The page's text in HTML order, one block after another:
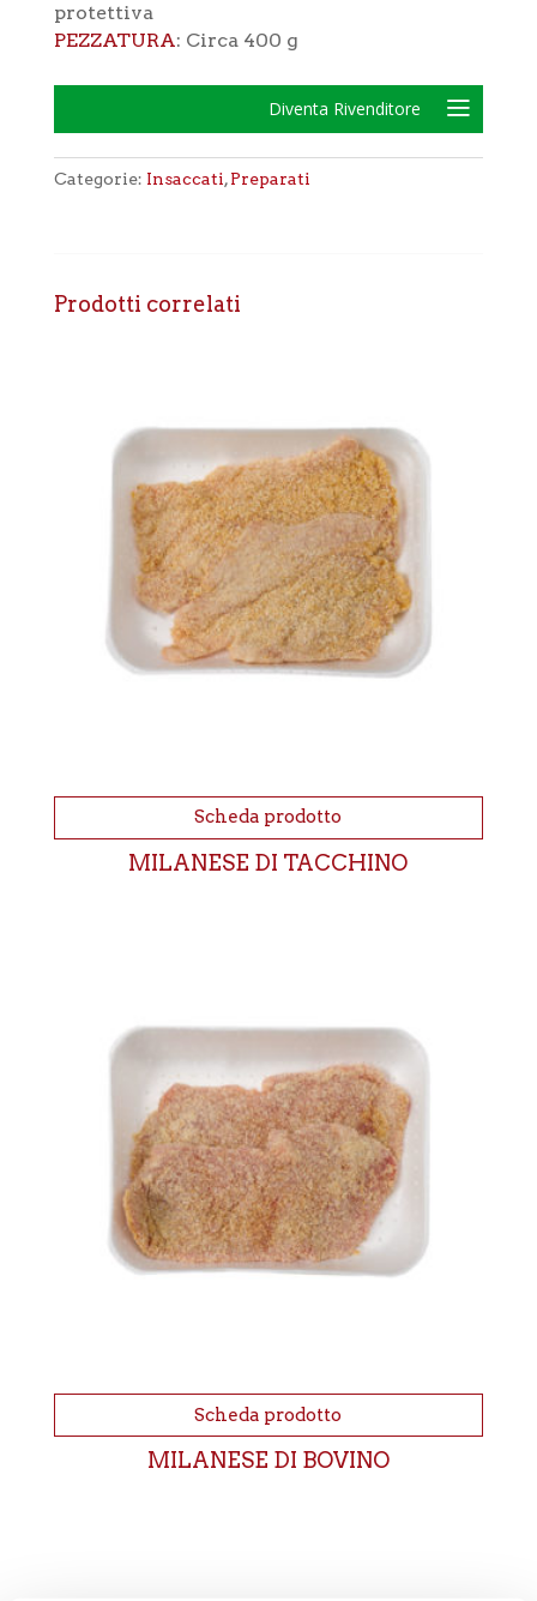
protettiva
PEZZATURA: Circa 400 g
Diventa Rivenditore
Categorie: Insaccati,Preparati
Prodotti correlati
Scheda prodotto
MILANESE DI TACCHINO
Scheda prodotto
MILANESE DI BOVINO